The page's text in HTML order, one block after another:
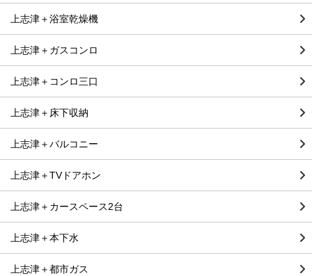
上志津＋浴室乾燥機
上志津＋ガスコンロ
上志津＋コンロ三口
上志津＋床下収納
上志津＋バルコニー
上志津＋TVドアホン
上志津＋カースペース2台
上志津＋本下水
上志津＋都市ガス